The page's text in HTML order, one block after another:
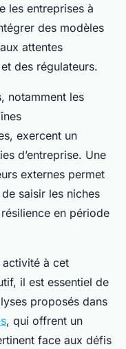
les entreprises à
des modèles
attentes
des régulateurs.
notamment les
exercent un
d’entreprise. Une
externes permet
saisir les niches
en période
à cet
il est essentiel de
proposés dans
, qui offrent un
face aux défis